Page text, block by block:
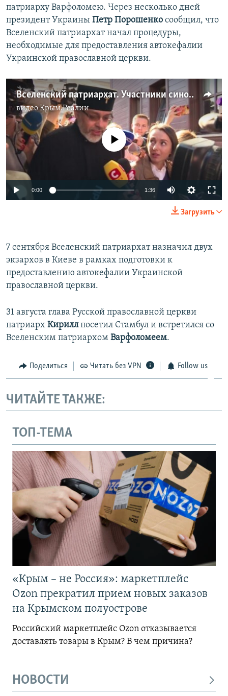
патриарху Варфоломею. Через несколько дней
президент Украины Петр Порошенко сообщил, что
Вселенский патриархат начал процедуры,
необходимые для предоставления автокефалии
Украинской православной церкви.
Вселенский патриархат. Участники синода о томосе для Украины (видео)
видеоКрым.Реалии
No media source currently available
0:00 1:36
Загрузить
7 сентября Вселенский патриархат назначил двух
экзархов в Киеве в рамках подготовки к
предоставлению автокефалии Украинской
православной церкви.
31 августа глава Русской православной церкви
патриарх Кириллпосетил Стамбул и встретился со
Вселенским патриархом Варфоломеем.
Поделиться Читать без VPN Follow us
ЧИТАЙТЕ ТАКЖЕ:
ТОП-ТЕМА
«Крым – не Россия»: маркетплейс
Ozon прекратил прием новых заказов
на Крымском полуострове
Российский маркетплейс Ozon отказывается
доставлять товары в Крым? В чем причина?
НОВОСТИ